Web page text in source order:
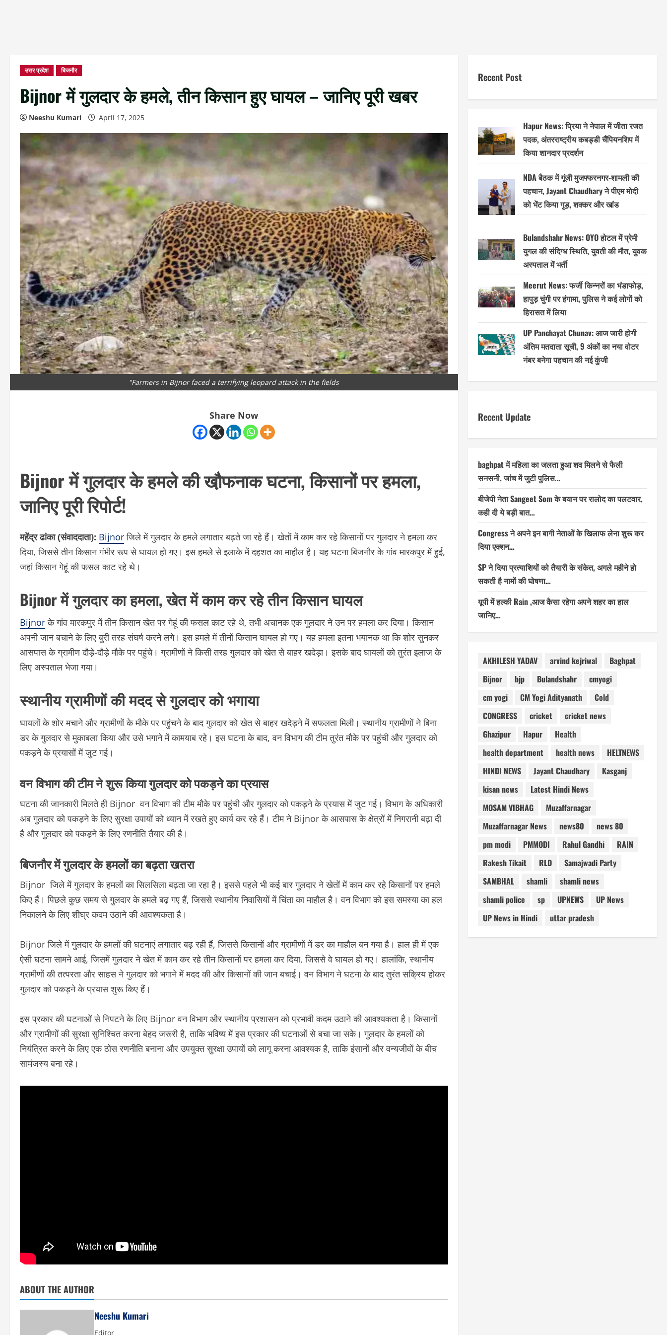
उत्तर प्रदेश बिजनौर
Bijnor में गुलदार के हमले, तीन किसान हुए घायल – जानिए पूरी खबर
Neeshu Kumari April 17, 2025
"Farmers in Bijnor faced a terrifying leopard attack in the fields
Share Now
Bijnor में गुलदार के हमले की खौ़फनाक घटना, किसानों पर हमला,
जानिए पूरी रिपोर्ट!
महेंद्र ढांका (संवाददाता): Bijnorजिले में गुलदार के हमले लगातार बढ़ते जा रहे हैं। खेतों में काम कर रहे किसानों पर गुलदार ने हमला कर
दिया, जिससे तीन किसान गंभीर रूप से घायल हो गए। इस हमले से इलाके में दहशत का माहौल है। यह घटना बिजनौर के गांव मारकपुर में हुई,
जहां किसान गेहूं की फसल काट रहे थे।
Bijnor में गुलदार का हमला, खेत में काम कर रहे तीन किसान घायल
Bijnorके गांव मारकपुर में तीन किसान खेत पर गेहूं की फसल काट रहे थे, तभी अचानक एक गुलदार ने उन पर हमला कर दिया। किसान
अपनी जान बचाने के लिए बुरी तरह संघर्ष करने लगे। इस हमले में तीनों किसान घायल हो गए। यह हमला इतना भयानक था कि शोर सुनकर
आसपास के ग्रामीण दौड़े-दौड़े मौके पर पहुंचे। ग्रामीणों ने किसी तरह गुलदार को खेत से बाहर खदेड़ा। इसके बाद घायलों को तुरंत इलाज के
लिए अस्पताल भेजा गया।
स्थानीय ग्रामीणों की मदद से गुलदार को भगाया
घायलों के शोर मचाने और ग्रामीणों के मौके पर पहुंचने के बाद गुलदार को खेत से बाहर खदेड़ने में सफलता मिली। स्थानीय ग्रामीणों ने बिना
डर के गुलदार से मुकाबला किया और उसे भगाने में कामयाब रहे। इस घटना के बाद, वन विभाग की टीम तुरंत मौके पर पहुंची और गुलदार को
पकड़ने के प्रयासों में जुट गई।
वन विभाग की टीम ने शुरू किया गुलदार को पकड़ने का प्रयास
घटना की जानकारी मिलते ही Bijnor वन विभाग की टीम मौके पर पहुंची और गुलदार को पकड़ने के प्रयास में जुट गई। विभाग के अधिकारी
अब गुलदार को पकड़ने के लिए सुरक्षा उपायों को ध्यान में रखते हुए कार्य कर रहे हैं। टीम ने Bijnor के आसपास के क्षेत्रों में निगरानी बढ़ा दी
है और गुलदार को पकड़ने के लिए रणनीति तैयार की है।
बिजनौर में गुलदार के हमलों का बढ़ता खतरा
Bijnor जिले में गुलदार के हमलों का सिलसिला बढ़ता जा रहा है। इससे पहले भी कई बार गुलदार ने खेतों में काम कर रहे किसानों पर हमले
किए हैं। पिछले कुछ समय से गुलदार के हमले बढ़ गए हैं, जिससे स्थानीय निवासियों में चिंता का माहौल है। वन विभाग को इस समस्या का हल
निकालने के लिए शीघ्र कदम उठाने की आवश्यकता है।
Bijnor जिले में गुलदार के हमलों की घटनाएं लगातार बढ़ रही हैं, जिससे किसानों और ग्रामीणों में डर का माहौल बन गया है। हाल ही में एक
ऐसी घटना सामने आई, जिसमें गुलदार ने खेत में काम कर रहे तीन किसानों पर हमला कर दिया, जिससे वे घायल हो गए। हालांकि, स्थानीय
ग्रामीणों की तत्परता और साहस ने गुलदार को भगाने में मदद की और किसानों की जान बचाई। वन विभाग ने घटना के बाद तुरंत सक्रिय होकर
गुलदार को पकड़ने के प्रयास शुरू किए हैं।
इस प्रकार की घटनाओं से निपटने के लिए Bijnor वन विभाग और स्थानीय प्रशासन को प्रभावी कदम उठाने की आवश्यकता है। किसानों
और ग्रामीणों की सुरक्षा सुनिश्चित करना बेहद जरूरी है, ताकि भविष्य में इस प्रकार की घटनाओं से बचा जा सके। गुलदार के हमलों को
नियंत्रित करने के लिए एक ठोस रणनीति बनाना और उपयुक्त सुरक्षा उपायों को लागू करना आवश्यक है, ताकि इंसानों और वन्यजीवों के बीच
सामंजस्य बना रहे।
ABOUT THE AUTHOR
Neeshu Kumari
Editor
Recent Post
Hapur News: प्रिया ने नेपाल में जीता रजत
पदक, अंतरराष्ट्रीय कबड्डी चैंपियनशिप में
किया शानदार प्रदर्शन
NDA बैठक में गूंजी मुजफ्फरनगर-शामली की
पहचान, Jayant Chaudhary ने पीएम मोदी
को भेंट किया गुड़, शक्कर और खांड
Bulandshahr News: OYO होटल में प्रेमी
युगल की संदिग्ध स्थिति, युवती की मौत, युवक
अस्पताल में भर्ती
Meerut News: फर्जी किन्नरों का भंडाफोड़,
हापुड़ चुंगी पर हंगामा, पुलिस ने कई लोगों को
हिरासत में लिया
UP Panchayat Chunav: आज जारी होगी
अंतिम मतदाता सूची, 9 अंकों का नया वोटर
नंबर बनेगा पहचान की नई कुंजी
Recent Update
baghpat में महिला का जलता हुआ शव मिलने से फैली
सनसनी, जांच में जुटी पुलिस…
बीजेपी नेता Sangeet Som के बयान पर रालोद का पलटवार,
कही दी ये बड़ी बात…
Congress ने अपने इन बागी नेताओं के खिलाफ लेना शुरू कर
दिया एक्शन…
SP ने दिया प्रत्याशियों को तैयारी के संकेत, अगले महीने हो
सकती है नामों की घोषणा…
यूपी में हल्की Rain ,आज कैसा रहेगा अपने शहर का हाल
जानिए…
AKHILESH YADAV arvind kejriwal
Baghpat
Bijnor
bjp Bulandshahr
cmyogi
cm yogi
CM Yogi Adityanath
Cold
CONGRESS
cricket
cricket news
Ghazipur
Hapur
Health
health department
health news
HELTNEWS
HINDI NEWS
Jayant Chaudhary
Kasganj
kisan news
Latest Hindi News
MOSAM VIBHAG
Muzaffarnagar
Muzaffarnagar News
news80
news 80
pm modi
PMMODI Rahul Gandhi
RAIN
Rakesh Tikait
RLD
Samajwadi Party
SAMBHAL
shamli
shamli news
shamli police
sp UPNEWS
UP News
UP News in Hindi
uttar pradesh